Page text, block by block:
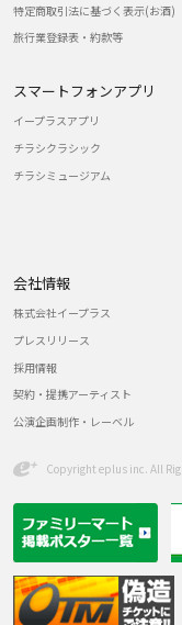
特定商取引法に基づく表示(お酒)
旅行業登録表・約款等
スマートフォンアプリ
イープラスアプリ
チラシクラシック
チラシミュージアム
会社情報
株式会社イープラス
プレスリリース
採用情報
契約・提携アーティスト
公演企画制作・レーベル
Copyright eplus inc. All